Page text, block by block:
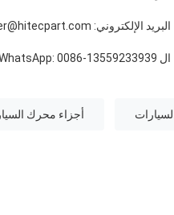
البريد الإلكتروني: peter@hitecpart.com
ال WhatsApp: 0086-13559233939
أجزاء محرك